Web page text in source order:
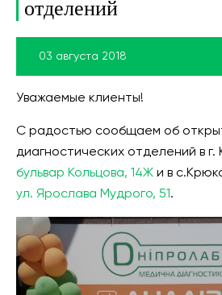
отделений
03 августа 2018
Уважаемые клиенты!
С радостью сообщаем об
диагностических отделений в г.
бульвар Кольцова, 14Ж и в
ул. Ярослава Мудрого, 51.